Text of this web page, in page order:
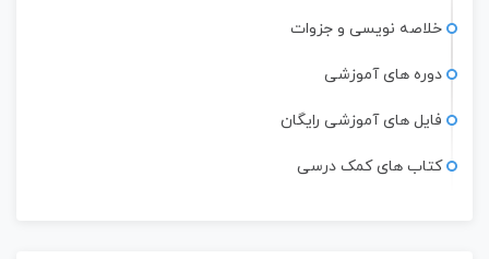
خلاصه نویسی و جزوات
دوره های آموزشی
فایل های آموزشی رایگان
کتاب های کمک درسی